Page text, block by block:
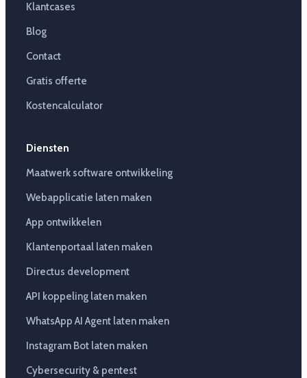
Klantcases
Blog
Contact
Gratis offerte
Kostencalculator
Diensten
Maatwerk software ontwikkeling
Webapplicatie laten maken
App ontwikkelen
Klantenportaal laten maken
Directus development
API koppeling laten maken
WhatsApp AI Agent laten maken
Instagram Bot laten maken
Cybersecurity & pentest